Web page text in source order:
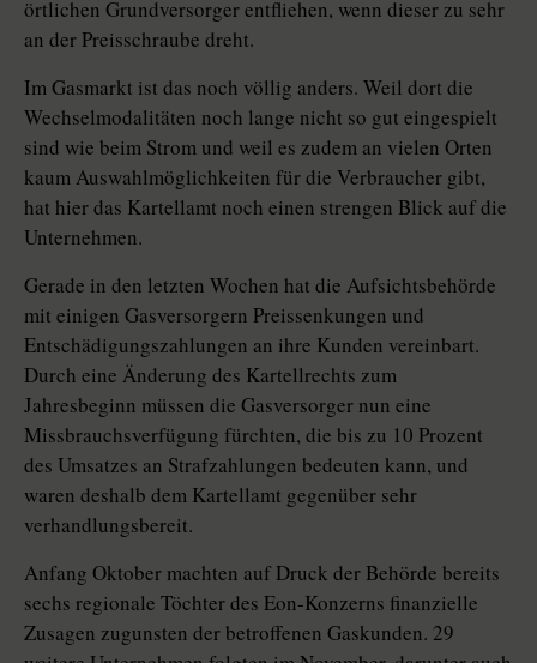
örtlichen Grundversorger entfliehen, wenn dieser zu sehr
an der Preisschraube dreht.
Im Gasmarkt ist das noch völlig anders. Weil dort die
Wechselmodalitäten noch lange nicht so gut eingespielt
sind wie beim Strom und weil es zudem an vielen Orten
kaum Auswahlmöglichkeiten für die Verbraucher gibt,
hat hier das Kartellamt noch einen strengen Blick auf die
Unternehmen.
Gerade in den letzten Wochen hat die Aufsichtsbehörde
mit einigen Gasversorgern Preissenkungen und
Entschädigungszahlungen an ihre Kunden vereinbart.
Durch eine Änderung des Kartellrechts zum
Jahresbeginn müssen die Gasversorger nun eine
Missbrauchsverfügung fürchten, die bis zu 10 Prozent
des Umsatzes an Strafzahlungen bedeuten kann, und
waren deshalb dem Kartellamt gegenüber sehr
verhandlungsbereit.
Anfang Oktober machten auf Druck der Behörde bereits
sechs regionale Töchter des Eon-Konzerns finanzielle
Zusagen zugunsten der betroffenen Gaskunden. 29